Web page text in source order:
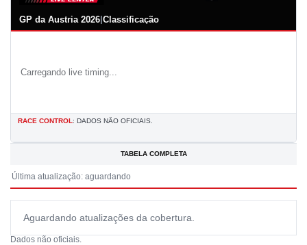
GP da Áustria 2026 Classificação
RACE CONTROL: DADOS NÃO OFICIAIS.
Carregando live timing...
TABELA COMPLETA
Última atualização: aguardando
Aguardando atualizações da cobertura.
Dados não oficiais.